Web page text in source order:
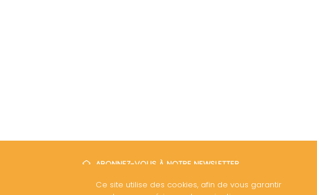
ABONNEZ-VOUS À NOTRE NEWSLETTER
Ce site utilise des cookies, afin de vous garantir